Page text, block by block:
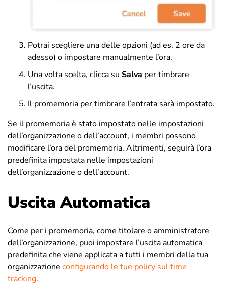
Potrai scegliere una delle opzioni (ad es. 2 ore da
adesso) o impostare manualmente l’ora.
Una volta scelta, clicca su Salva per timbrare
l’uscita.
Il promemoria per timbrare l’entrata sarà impostato.
Se il promemoria è stato impostato nelle impostazioni
dell’organizzazione o dell’account, i membri possono
modificare l’ora del promemoria. Altrimenti, seguirà l’ora
predefinita impostata nelle impostazioni
dell’organizzazione o dell’account.
Uscita Automatica
Come per i promemoria, come titolare o amministratore
dell’organizzazione, puoi impostare l’uscita automatica
predefinita che viene applicata a tutti i membri della tua
organizzazione configurando le tue policy sul time
tracking.